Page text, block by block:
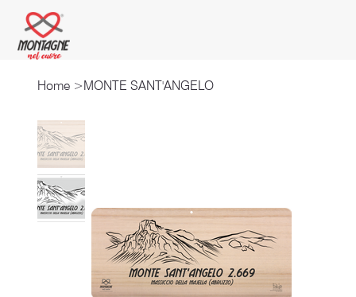
Home >MONTE SANT'ANGELO